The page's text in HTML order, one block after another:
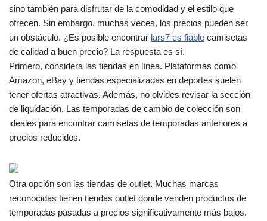
sino también para disfrutar de la comodidad y el estilo que
ofrecen. Sin embargo, muchas veces, los precios pueden ser
un obstáculo. ¿Es posible encontrar lars7 es fiable camisetas
de calidad a buen precio? La respuesta es sí.
Primero, considera las tiendas en línea. Plataformas como
Amazon, eBay y tiendas especializadas en deportes suelen
tener ofertas atractivas. Además, no olvides revisar la sección
de liquidación. Las temporadas de cambio de colección son
ideales para encontrar camisetas de temporadas anteriores a
precios reducidos.
Otra opción son las tiendas de outlet. Muchas marcas
reconocidas tienen tiendas outlet donde venden productos de
temporadas pasadas a precios significativamente más bajos.